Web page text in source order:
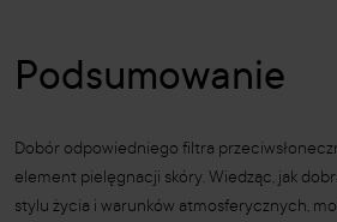
Podsumowanie
Dobór odpowiedniego filtra
element pielęgnacji skóry. Wiedząc, jak
stylu życia i warunków atmosferycznych,